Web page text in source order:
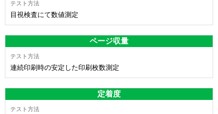
目視検査にて数値測定
ページ収量
連続印刷時の安定した印刷枚数測定
定着度